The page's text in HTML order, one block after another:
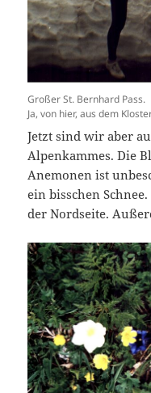
Großer St. Bernhard Pass.
Ja, von hier, aus dem
Jetzt sind wir aber
Alpenkammes. Die
Anemonen ist
ein bisschen
der Nordseite.